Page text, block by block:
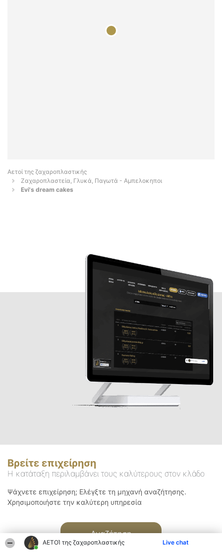
ΑΕΤΟΊ της ζαχαροπλαστικής Live chat
Αετοί της ζαχαροπλαστικής
Ζαχαροπλαστεία, Γλυκά, Παγωτά - Αμπελοκηποι
Evi's dream cakes
Βρείτε επιχείρηση
Η κατάταξη περιλαμβάνει τους καλύτερους στον κλάδο
Ψάχνετε επιχείρηση; Ελέγξτε τη μηχανή αναζήτησης.
Χρησιμοποιήστε την καλύτερη υπηρεσία
Αναζήτηση